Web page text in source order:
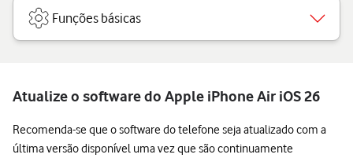
Funções básicas
Atualize o software do Apple iPhone Air iOS 26
Recomenda-se que o software do telefone seja atualizado com a
última versão disponível uma vez que são continuamente